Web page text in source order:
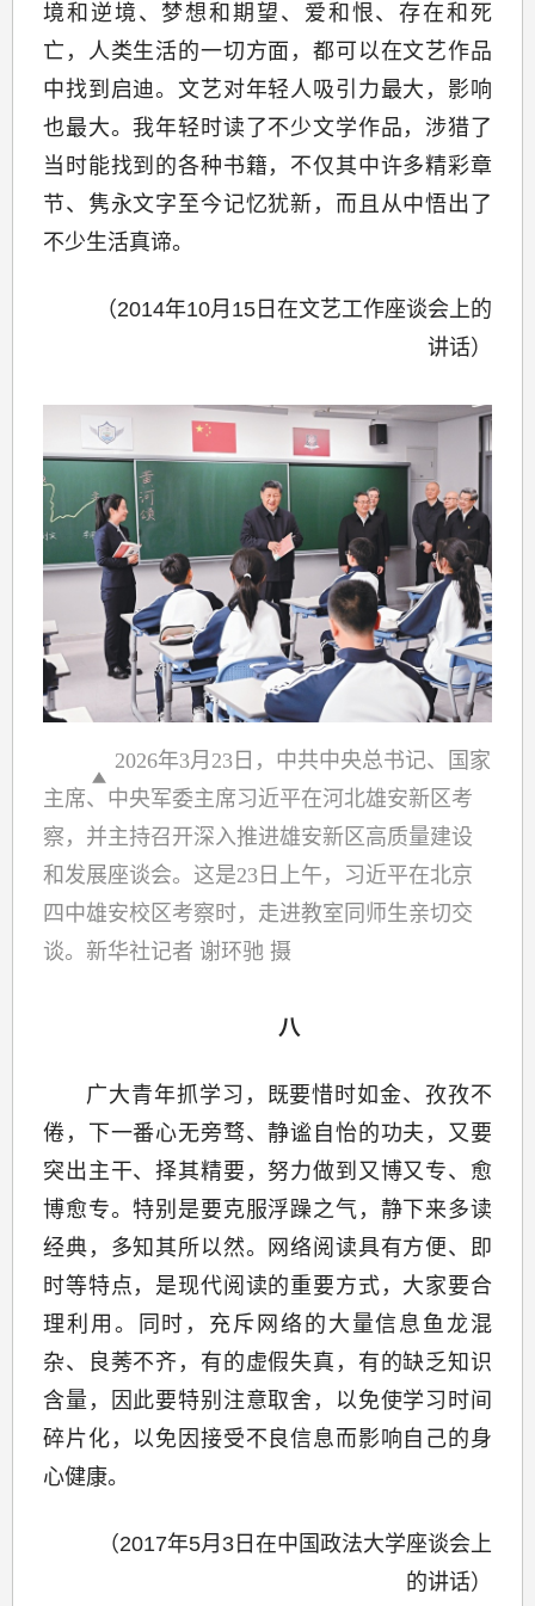
境和逆境、梦想和期望、爱和恨、存在和死
亡，人类生活的一切方面，都可以在文艺作品
中找到启迪。文艺对年轻人吸引力最大，影响
也最大。我年轻时读了不少文学作品，涉猎了
当时能找到的各种书籍，不仅其中许多精彩章
节、隽永文字至今记忆犹新，而且从中悟出了
不少生活真谛。
（2014年10月15日在文艺工作座谈会上的
讲话）
2026年3月23日，中共中央总书记、国家
主席、中央军委主席习近平在河北雄安新区考
察，并主持召开深入推进雄安新区高质量建设
和发展座谈会。这是23日上午，习近平在北京
四中雄安校区考察时，走进教室同师生亲切交
谈。新华社记者 谢环驰 摄
八
广大青年抓学习，既要惜时如金、孜孜不
倦，下一番心无旁骛、静谧自怡的功夫，又要
突出主干、择其精要，努力做到又博又专、愈
博愈专。特别是要克服浮躁之气，静下来多读
经典，多知其所以然。网络阅读具有方便、即
时等特点，是现代阅读的重要方式，大家要合
理利用。同时，充斥网络的大量信息鱼龙混
杂、良莠不齐，有的虚假失真，有的缺乏知识
含量，因此要特别注意取舍，以免使学习时间
碎片化，以免因接受不良信息而影响自己的身
心健康。
（2017年5月3日在中国政法大学座谈会上
的讲话）